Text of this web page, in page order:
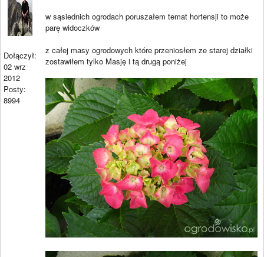
Dołączył:
02 wrz
2012
Posty:
8994
w sąsiednich ogrodach poruszałem temat hortensji to może
parę widoczków
z całej masy ogrodowych które przeniosłem ze starej działki
zostawiłem tylko Masję i tą drugą poniżej